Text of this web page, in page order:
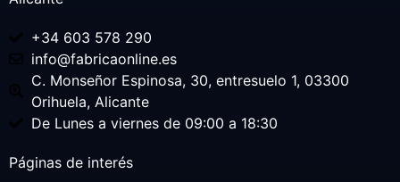
Páginas de interés
+34 603 578 290
info@fabricaonline.es
C. Monseñor Espinosa, 30, entresuelo 1, 03300
Orihuela, Alicante
De Lunes a viernes de 09:00 a 18:30